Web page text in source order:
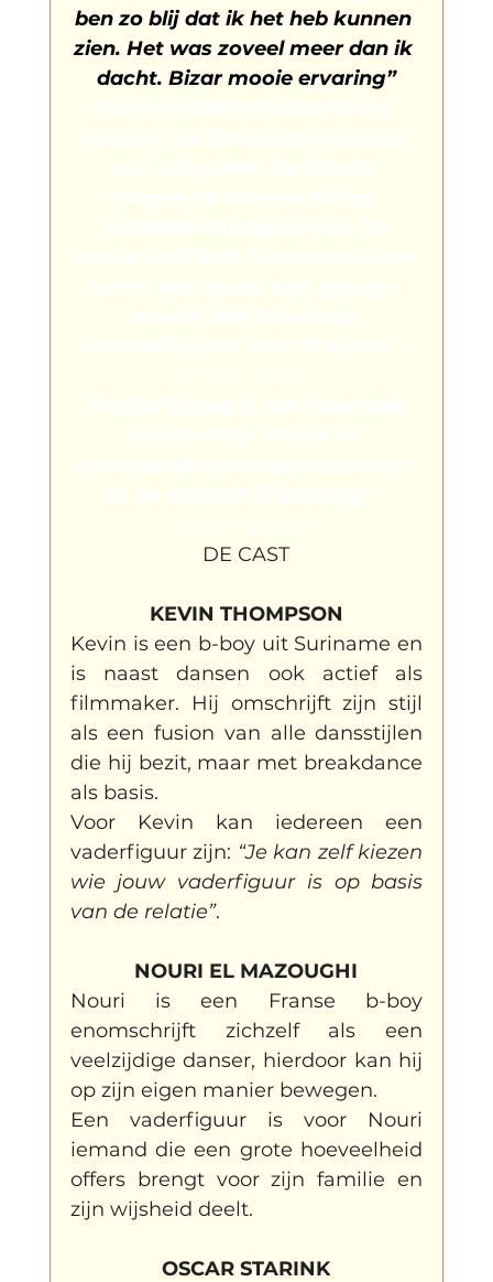
ben zo blij dat ik het heb kunnen
zien. Het was zoveel meer dan ik
dacht. Bizar mooie ervaring”
DE CAST
KEVIN THOMPSON
Kevin is een b-boy uit Suriname en
is naast dansen ook actief als
filmmaker.
Hij omschrijft zijn stijl
als een fusion van alle dansstijlen
die hij bezit, maar met breakdance
als basis.
Voor Kevin kan iedereen een
vaderfiguur zijn: “Je kan zelf kiezen
wie jouw vaderfiguur is op basis
van de relatie”.
NOURI EL MAZOUGHI
Nouri is een Franse b-boy
enomschrijft zichzelf als een
veelzijdige danser, hierdoor kan hij
op zijn eigen manier bewegen.
Een vaderfiguur is voor Nouri
iemand die een grote hoeveelheid
offers brengt voor zijn familie en
zijn wijsheid deelt.
OSCAR STARINK